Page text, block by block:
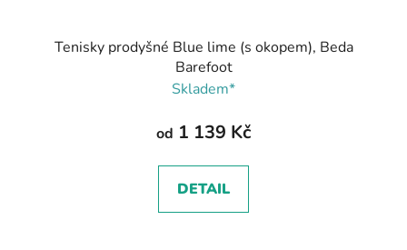
Tenisky prodyšné Blue lime (s okopem), Beda
Barefoot
Skladem*
od 1 139 Kč
DETAIL